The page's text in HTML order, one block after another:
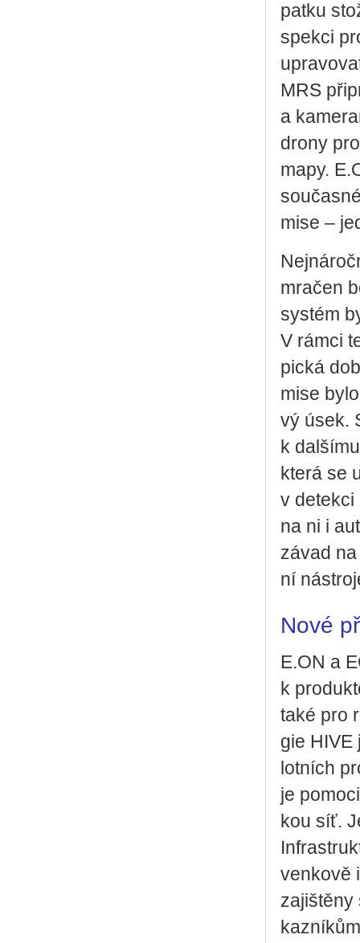
patku
spek­ci
MRS
a
drony
mapy.
mise –
mra­čen
sys­tém
V rámci
pic­ká
mise
vý úsek.
k
která se
v de­tek­ci
na ni i
závad
ní
Nové
E.​ON a
k
také pro
gie
lot­ních
je
kou síť.
ven­ko­vě